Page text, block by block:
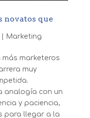
novatos que
Marketing
más marketeros
muy
analogía con un
y paciencia,
para llegar a la